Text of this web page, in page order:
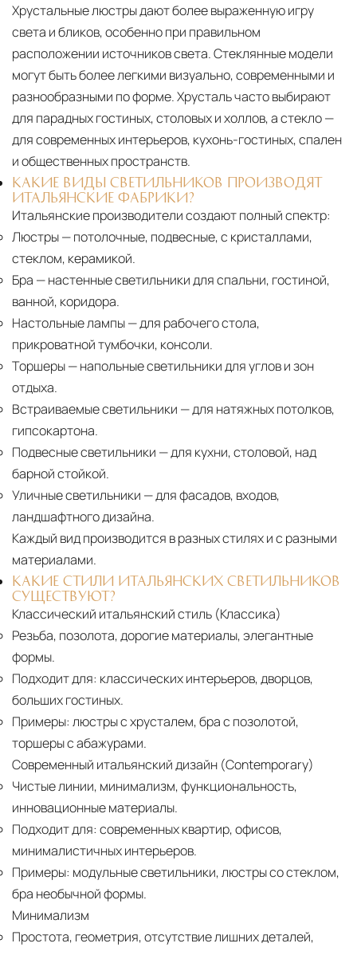
Хрустальные люстры дают более выраженную игру
света и бликов, особенно при правильном
расположении источников света. Стеклянные модели
могут быть более легкими визуально, современными и
разнообразными по форме. Хрусталь часто выбирают
для парадных гостиных, столовых и холлов, а стекло —
для современных интерьеров, кухонь-гостиных, спален
и общественных пространств.
КАКИЕ ВИДЫ СВЕТИЛЬНИКОВ ПРОИЗВОДЯТ
ИТАЛЬЯНСКИЕ ФАБРИКИ?
Итальянские производители создают полный спектр:
Люстры— потолочные, подвесные, с кристаллами,
стеклом, керамикой.
Бра — настенные светильники для спальни, гостиной,
ванной, коридора.
Настольные лампы— для рабочего стола,
прикроватной тумбочки, консоли.
Торшеры— напольные светильники для углов и зон
отдыха.
Встраиваемые светильники — для натяжных потолков,
гипсокартона.
Подвесные светильники — для кухни, столовой, над
барной стойкой.
Уличные светильники — для фасадов, входов,
ландшафтного дизайна.
Каждый вид производится в разных стилях и с разными
материалами.
КАКИЕ СТИЛИ ИТАЛЬЯНСКИХ СВЕТИЛЬНИКОВ
СУЩЕСТВУЮТ?
Классический итальянский стиль (Классика)
Резьба, позолота, дорогие материалы, элегантные
формы.
Подходит для: классических интерьеров, дворцов,
больших гостиных.
Примеры: люстры с хрусталем, бра с позолотой,
торшеры с абажурами.
Современный итальянский дизайн (Contemporary)
Чистые линии, минимализм, функциональность,
инновационные материалы.
Подходит для: современных квартир, офисов,
минималистичных интерьеров.
Примеры: модульные светильники, люстры со стеклом,
бра необычной формы.
Минимализм
Простота, геометрия, отсутствие лишних деталей,